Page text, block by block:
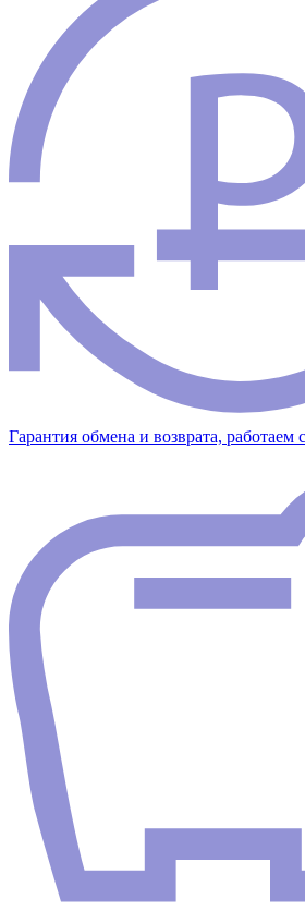
Гарантия обмена и возврата, работаем